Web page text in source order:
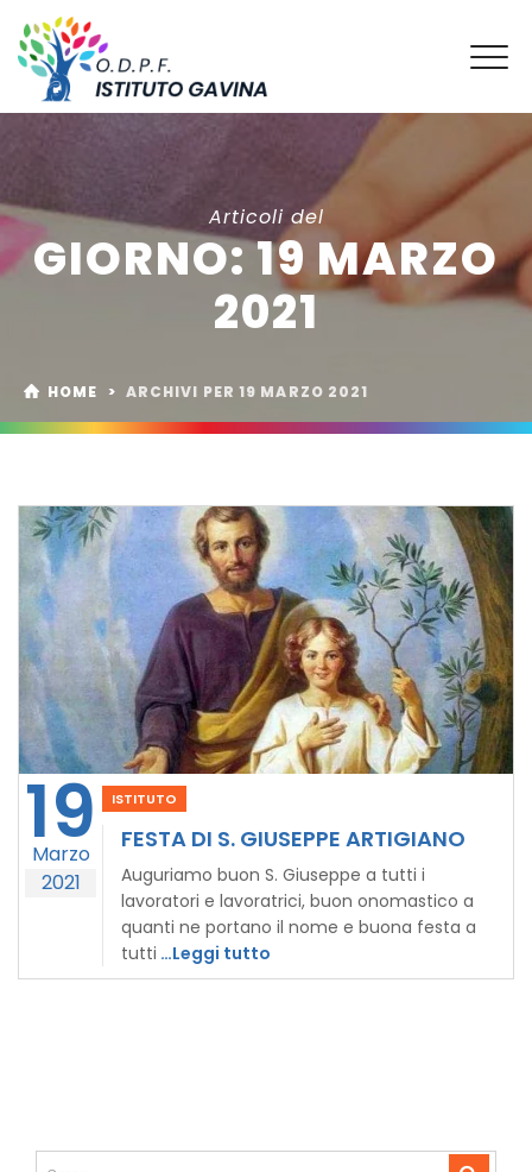
Articoli del
GIORNO:19 MARZO
2021
HOME > ARCHIVI PER 19 MARZO 2021
19
Marzo
2021
ISTITUTO
FESTA DI S. GIUSEPPE ARTIGIANO
Auguriamo buon S. Giuseppe a tutti i
lavoratori e lavoratrici, buon onomastico a
quanti ne portano il nome e buona festa a
tutti …Leggi tutto